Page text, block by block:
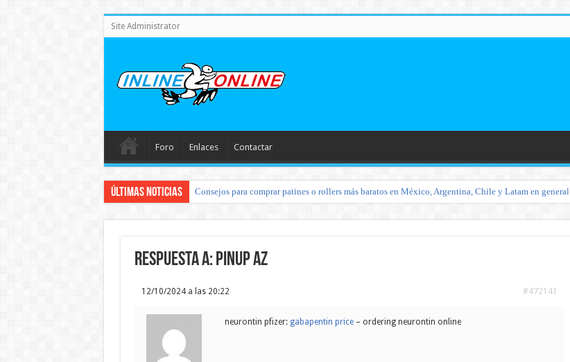
Site Administrator
Foro Enlaces Contactar
Últimas noticias Consejos para comprar patines o rollers más baratos en México, Argentina, Chile y Latam en general
Respuesta a: pinup az
12/10/2024 a las 20:22 #472141
neurontin pfizer: gabapentin price– ordering neurontin online